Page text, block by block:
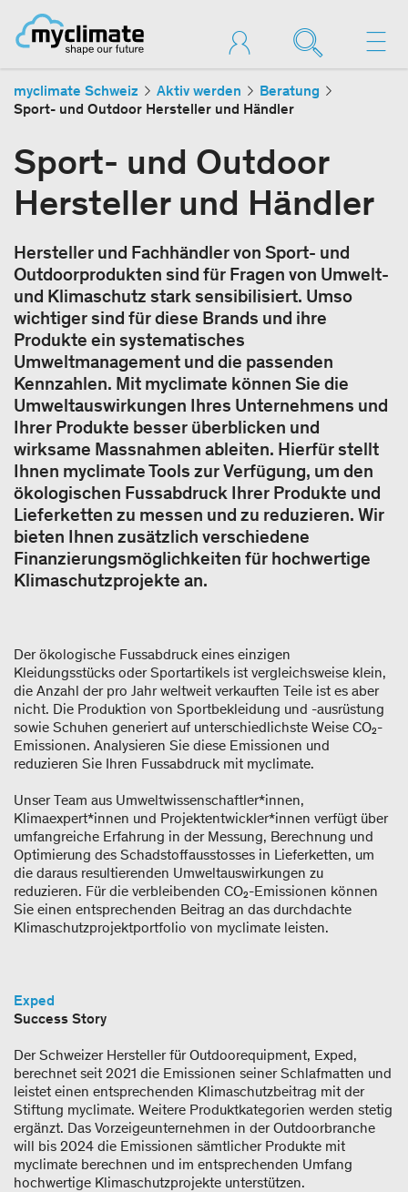
myclimate Schweiz Aktiv werden
Beratung
Sport- und Outdoor Hersteller und Händler
Sport- und Outdoor
Hersteller und Händler
Hersteller und Fachhändler von Sport- und
Outdoorprodukten sind für Fragen von Umwelt-
und Klimaschutz stark sensibilisiert. Umso
wichtiger sind für diese Brands und ihre
Produkte ein systematisches
Umweltmanagement und die passenden
Kennzahlen. Mit myclimate können Sie die
Umweltauswirkungen Ihres Unternehmens und
Ihrer Produkte besser überblicken und
wirksame Massnahmen ableiten. Hierfür stellt
Ihnen myclimate Tools zur Verfügung, um den
ökologischen Fussabdruck Ihrer Produkte und
Lieferketten zu messen und zu reduzieren. Wir
bieten Ihnen zusätzlich verschiedene
Finanzierungsmöglichkeiten für hochwertige
Klimaschutzprojekte an.
Der ökologische Fussabdruck eines einzigen
Kleidungsstücks oder Sportartikels ist vergleichsweise klein,
die Anzahl der pro Jahr weltweit verkauften Teile ist es aber
nicht. Die Produktion von Sportbekleidung und -ausrüstung
sowie Schuhen generiert auf unterschiedlichste Weise CO₂-​
Emissionen. Analysieren Sie diese Emissionen und
reduzieren Sie Ihren Fussabdruck mit myclimate.
Unser Team aus Umweltwissenschaftler*innen,
Klimaexpert*innen und Projektentwickler*innen verfügt über
umfangreiche Erfahrung in der Messung, Berechnung und
Optimierung des Schadstoffausstosses in Lieferketten, um
die daraus resultierenden Umweltauswirkungen zu
reduzieren. Für die verbleibenden CO₂-​Emissionen können
Sie einen entsprechenden Beitrag an das durchdachte
Klimaschutzprojektportfolio von myclimate leisten.
Exped
Success Story
Der Schweizer Hersteller für Outdoorequipment, Exped,
berechnet seit 2021 die Emissionen seiner Schlafmatten und
leistet einen entsprechenden Klimaschutzbeitrag mit der
Stiftung myclimate. Weitere Produktkategorien werden stetig
ergänzt. Das Vorzeigeunternehmen in der Outdoorbranche
will bis 2024 die Emissionen sämtlicher Produkte mit
myclimate berechnen und im entsprechenden Umfang
hochwertige Klimaschutzprojekte unterstützen.